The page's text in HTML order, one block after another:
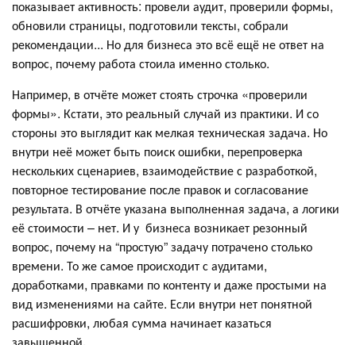
показывает активность: провели аудит, проверили формы,
обновили страницы, подготовили тексты, собрали
рекомендации... Но для бизнеса это всё ещё не ответ на
вопрос, почему работа стоила именно столько.
Например, в отчёте может стоять строчка «проверили
формы». Кстати, это реальный случай из практики. И со
стороны это выглядит как мелкая техническая задача. Но
внутри неё может быть поиск ошибки, перепроверка
нескольких сценариев, взаимодействие с разработкой,
повторное тестирование после правок и согласование
результата. В отчёте указана выполненная задача, а логики
её стоимости – нет. И у бизнеса возникает резонный
вопрос, почему на “простую” задачу потрачено столько
времени. То же самое происходит с аудитами,
доработками, правками по контенту и даже простыми на
вид изменениями на сайте. Если внутри нет понятной
расшифровки, любая сумма начинает казаться